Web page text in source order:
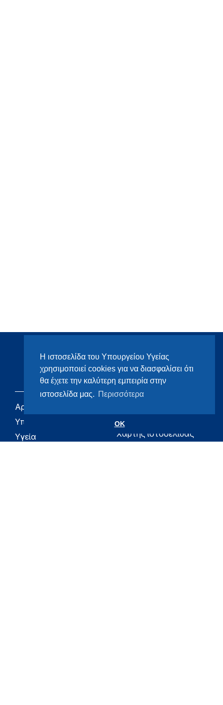
Η ιστοσελίδα του Υπουργείου Υγείας
χρησιμοποιεί cookies για να διασφαλίσει ότι
θα έχετε την καλύτερη εμπειρία στην
ιστοσελίδα μας. Περισσότερα
OK
Αρχική
Υπουργείο
Υγεία
Υγεία
Χάρτης ιστοσελίδας